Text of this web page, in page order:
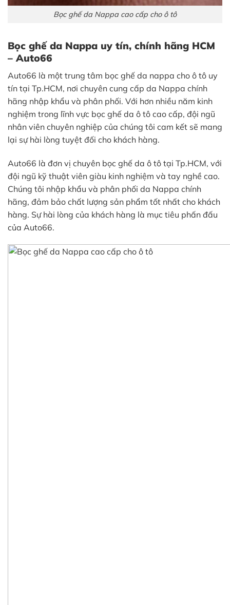
Bọc ghế da Nappa cao cấp cho ô tô
Bọc ghế da Nappa uy tín, chính hãng HCM
– Auto66
Auto66 là một trung tâm bọc ghế da nappa cho ô tô uy
tín tại Tp.HCM, nơi chuyên cung cấp da Nappa chính
hãng nhập khẩu và phân phối. Với hơn nhiều năm kinh
nghiệm trong lĩnh vực bọc ghế da ô tô cao cấp, đội ngũ
nhân viên chuyên nghiệp của chúng tôi cam kết sẽ mang
lại sự hài lòng tuyệt đối cho khách hàng.
Auto66 là đơn vị chuyên bọc ghế da ô tô tại Tp.HCM, với
đội ngũ kỹ thuật viên giàu kinh nghiệm và tay nghề cao.
Chúng tôi nhập khẩu và phân phối da Nappa chính
hãng, đảm bảo chất lượng sản phẩm tốt nhất cho khách
hàng. Sự hài lòng của khách hàng là mục tiêu phấn đấu
của Auto66.